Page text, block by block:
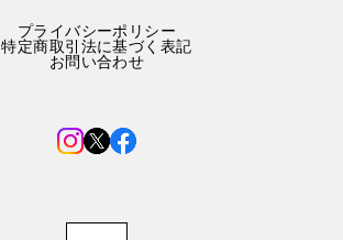
プライバシーポリシー
特定商取引法に基づく表記
お問い合わせ